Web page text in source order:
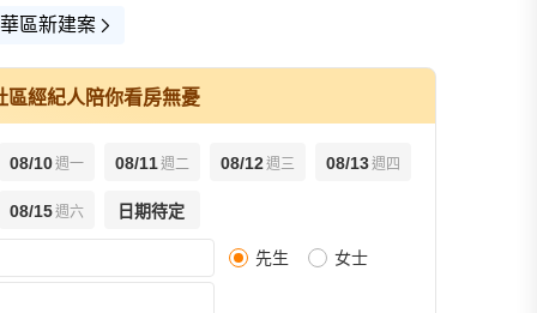
區新建案
區經紀人陪你看房無憂
08/10週一 08/11週二 08/12週三 08/13週四
08/15週六 日期待定
先生 女士